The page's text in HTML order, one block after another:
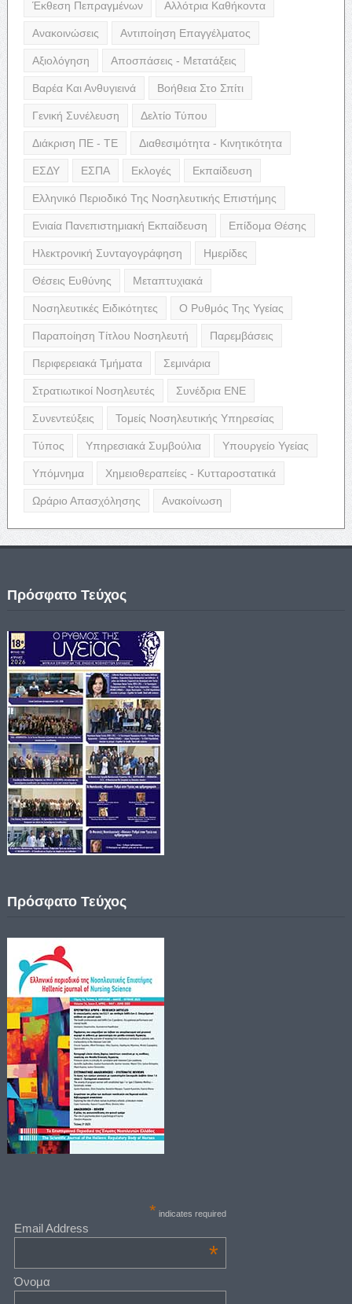
Έκθεση Πεπραγμένων Αλλότρια Καθήκοντα
Ανακοινώσεις Αντιποίηση Επαγγέλματος
Αξιολόγηση Αποσπάσεις - Μετατάξεις
Βαρέα Και Ανθυγιεινά Βοήθεια Στο Σπίτι
Γενική Συνέλευση Δελτίο Τύπου
Διάκριση ΠΕ - ΤΕ Διαθεσιμότητα - Κινητικότητα
ΕΣΔΥ ΕΣΠΑ Εκλογές Εκπαίδευση
Ελληνικό Περιοδικό Της Νοσηλευτικής Επιστήμης
Ενιαία Πανεπιστημιακή Εκπαίδευση Επίδομα Θέσης
Ηλεκτρονική Συνταγογράφηση Ημερίδες
Θέσεις Ευθύνης Μεταπτυχιακά
Νοσηλευτικές Ειδικότητες Ο Ρυθμός Της Υγείας
Παραποίηση Τίτλου Νοσηλευτή Παρεμβάσεις
Περιφερειακά Τμήματα Σεμινάρια
Στρατιωτικοί Νοσηλευτές Συνέδρια ΕΝΕ
Συνεντεύξεις Τομείς Νοσηλευτικής Υπηρεσίας
Τύπος Υπηρεσιακά Συμβούλια Υπουργείο Υγείας
Υπόμνημα Χημειοθεραπείες - Κυτταροστατικά
Ωράριο Απασχόλησης Ανακοίνωση
Πρόσφατο Τεύχος
Πρόσφατο Τεύχος
* indicates required
Email Address
*
Όνομα